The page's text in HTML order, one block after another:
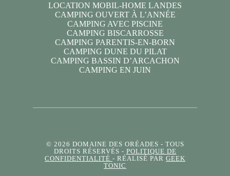
LOCATION MOBIL-HOME LANDES
CAMPING OUVERT À L’ANNÉE
CAMPING AVEC PISCINE
CAMPING BISCARROSSE
CAMPING PARENTIS-EN-BORN
CAMPING DUNE DU PILAT
CAMPING BASSIN D’ARCACHON
CAMPING EN JUIN
© 2026 DOMAINE DES ORÉADES - TOUS
DROITS RÉSERVÉS - POLITIQUE DE
CONFIDENTIALITÉ - RÉALISÉ PAR GEEK
TONIC